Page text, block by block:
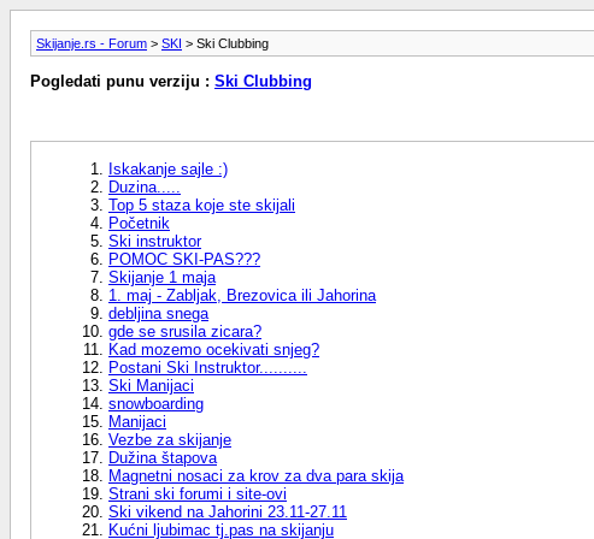
Skijanje.rs - Forum > SKI > Ski Clubbing
Pogledati punu verziju : Ski Clubbing
Iskakanje sajle :)
Duzina.....
Top 5 staza koje ste skijali
Početnik
Ski instruktor
POMOC SKI-PAS???
Skijanje 1 maja
1. maj - Zabljak, Brezovica ili Jahorina
debljina snega
gde se srusila zicara?
Kad mozemo ocekivati snjeg?
Postani Ski Instruktor..........
Ski Manijaci
snowboarding
Manijaci
Vezbe za skijanje
Dužina štapova
Magnetni nosaci za krov za dva para skija
Strani ski forumi i site-ovi
Ski vikend na Jahorini 23.11-27.11
Kućni ljubimac tj.pas na skijanju